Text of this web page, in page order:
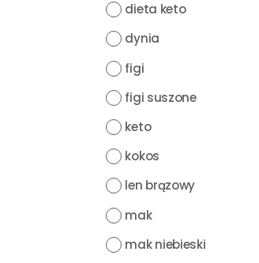
dieta keto
dynia
figi
figi suszone
keto
kokos
len brązowy
mak
mak niebieski